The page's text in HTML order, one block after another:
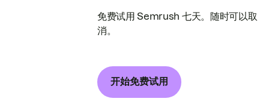
免费试用 Semrush 七天。随时可以取
消。
开始免费试用